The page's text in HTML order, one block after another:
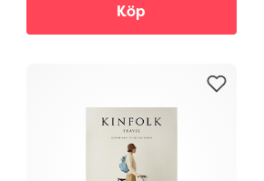
Köp